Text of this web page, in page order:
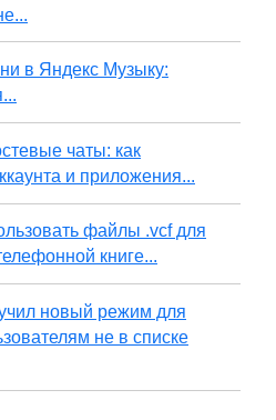
в Яндекс Музыку:
чаты: как
и приложения...
файлы .vcf для
книге...
новый режим для
не в списке